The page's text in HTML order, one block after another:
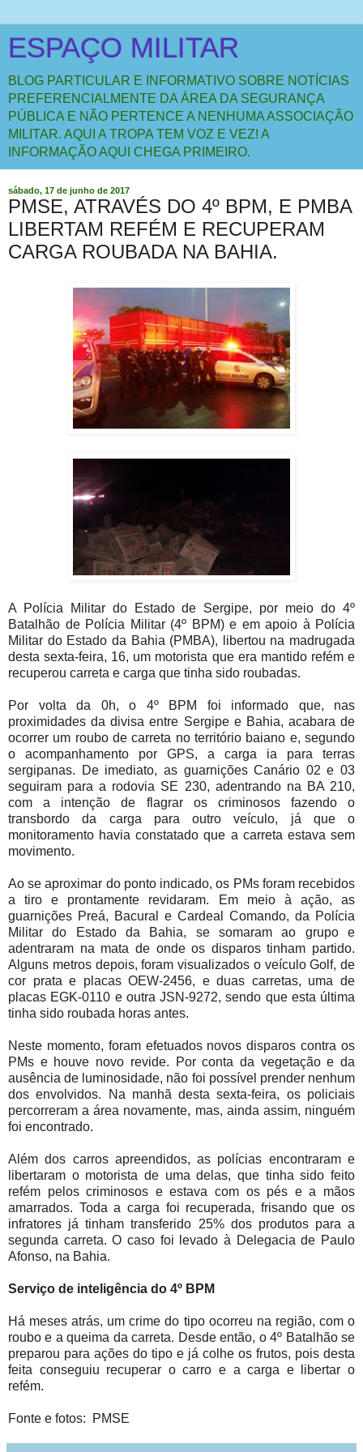
ESPAÇO MILITAR
BLOG PARTICULAR E INFORMATIVO SOBRE NOTÍCIAS
PREFERENCIALMENTE DA ÁREA DA SEGURANÇA
PÚBLICA E NÃO PERTENCE A NENHUMA ASSOCIAÇÃO
MILITAR. AQUI A TROPA TEM VOZ E VEZ! A
INFORMAÇÃO AQUI CHEGA PRIMEIRO.
sábado, 17 de junho de 2017
PMSE, ATRAVÉS DO 4º BPM, E PMBA
LIBERTAM REFÉM E RECUPERAM
CARGA ROUBADA NA BAHIA.
A Polícia Militar do Estado de Sergipe, por meio do 4º
Batalhão de Polícia Militar (4º BPM) e em apoio à Polícia
Militar do Estado da Bahia (PMBA), libertou na madrugada
desta sexta-feira, 16, um motorista que era mantido refém e
recuperou carreta e carga que tinha sido roubadas.
Por volta da 0h, o 4º BPM foi informado que, nas
proximidades da divisa entre Sergipe e Bahia, acabara de
ocorrer um roubo de carreta no território baiano e, segundo
o acompanhamento por GPS, a carga ia para terras
sergipanas. De imediato, as guarnições Canário 02 e 03
seguiram para a rodovia SE 230, adentrando na BA 210,
com a intenção de flagrar os criminosos fazendo o
transbordo da carga para outro veículo, já que o
monitoramento havia constatado que a carreta estava sem
movimento.
Ao se aproximar do ponto indicado, os PMs foram recebidos
a tiro e prontamente revidaram. Em meio à ação, as
guarnições Preá, Bacural e Cardeal Comando, da Polícia
Militar do Estado da Bahia, se somaram ao grupo e
adentraram na mata de onde os disparos tinham partido.
Alguns metros depois, foram visualizados o veículo Golf, de
cor prata e placas OEW-2456, e duas carretas, uma de
placas EGK-0110 e outra JSN-9272, sendo que esta última
tinha sido roubada horas antes.
Neste momento, foram efetuados novos disparos contra os
PMs e houve novo revide. Por conta da vegetação e da
ausência de luminosidade, não foi possível prender nenhum
dos envolvidos. Na manhã desta sexta-feira, os policiais
percorreram a área novamente, mas, ainda assim, ninguém
foi encontrado.
Além dos carros apreendidos, as polícias encontraram e
libertaram o motorista de uma delas, que tinha sido feito
refém pelos criminosos e estava com os pés e a mãos
amarrados. Toda a carga foi recuperada, frisando que os
infratores já tinham transferido 25% dos produtos para a
segunda carreta. O caso foi levado à Delegacia de Paulo
Afonso, na Bahia.
Serviço de inteligência do 4º BPM
Há meses atrás, um crime do tipo ocorreu na região, com o
roubo e a queima da carreta. Desde então, o 4º Batalhão se
preparou para ações do tipo e já colhe os frutos, pois desta
feita conseguiu recuperar o carro e a carga e libertar o
refém.
Fonte e fotos: PMSE